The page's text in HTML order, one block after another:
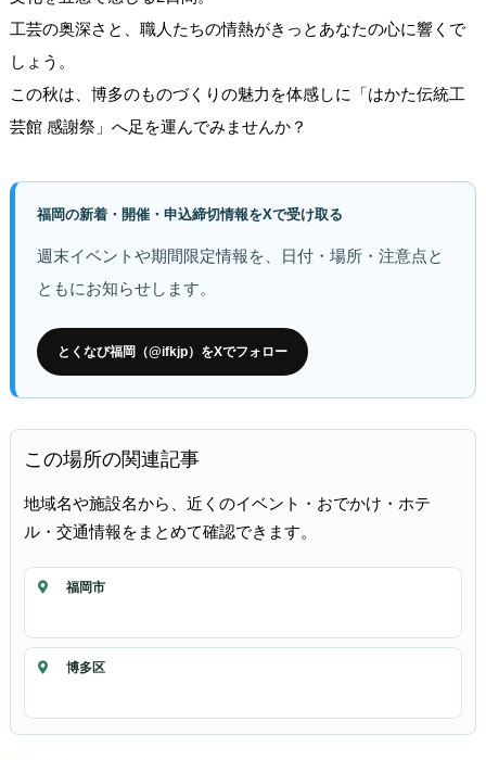
工芸の奥深さと、職人たちの情熱がきっとあなたの心に響くで
しょう。
この秋は、博多のものづくりの魅力を体感しに「はかた伝統工
芸館 感謝祭」へ足を運んでみませんか？
福岡の新着・開催・申込締切情報をXで受け取る
週末イベントや期間限定情報を、日付・場所・注意点と
ともにお知らせします。
とくなび福岡（@ifkjp）をXでフォロー
この場所の関連記事
地域名や施設名から、近くのイベント・おでかけ・ホテ
ル・交通情報をまとめて確認できます。
福岡市
博多区